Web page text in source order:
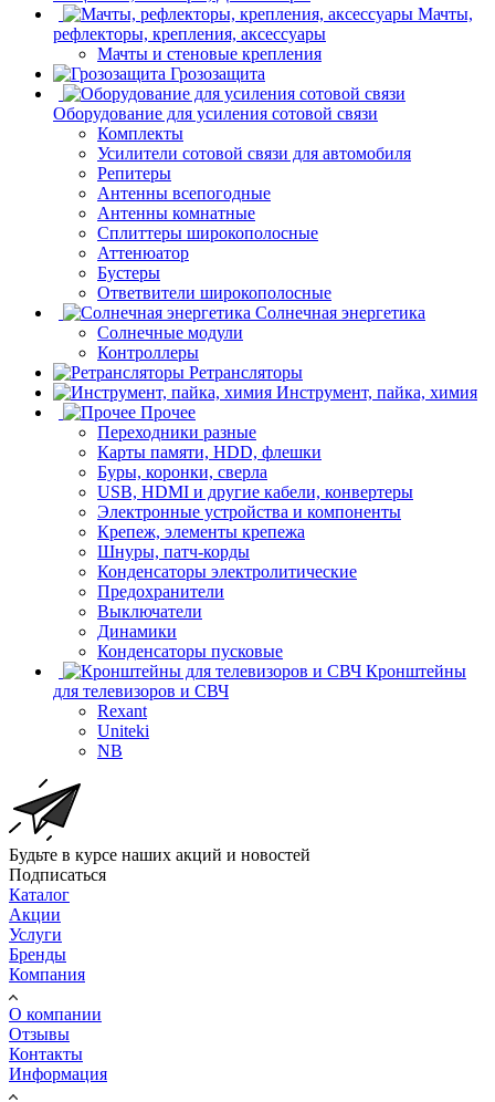
Мачты,
рефлекторы, крепления, аксессуары
Мачты и стеновые крепления
Грозозащита
Оборудование для усиления сотовой связи
Комплекты
Усилители сотовой связи для автомобиля
Репитеры
Антенны всепогодные
Антенны комнатные
Сплиттеры широкополосные
Аттенюатор
Бустеры
Ответвители широкополосные
Солнечная энергетика
Солнечные модули
Контроллеры
Ретрансляторы
Инструмент, пайка, химия
Прочее
Переходники разные
Карты памяти, HDD, флешки
Буры, коронки, сверла
USB, HDMI и другие кабели, конвертеры
Электронные устройства и компоненты
Крепеж, элементы крепежа
Шнуры, патч-корды
Конденсаторы электролитические
Предохранители
Выключатели
Динамики
Конденсаторы пусковые
Кронштейны
для телевизоров и СВЧ
Rexant
Uniteki
NB
Будьте в курсе наших акций и новостей
Подписаться
Каталог
Акции
Услуги
Бренды
Компания
О компании
Отзывы
Контакты
Информация